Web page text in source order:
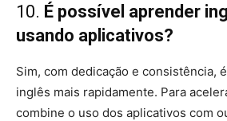
10. É possível aprender
usando aplicativos?
Sim, com dedicação e consistência,
inglês mais rapidamente. Para
combine o uso dos aplicativos com